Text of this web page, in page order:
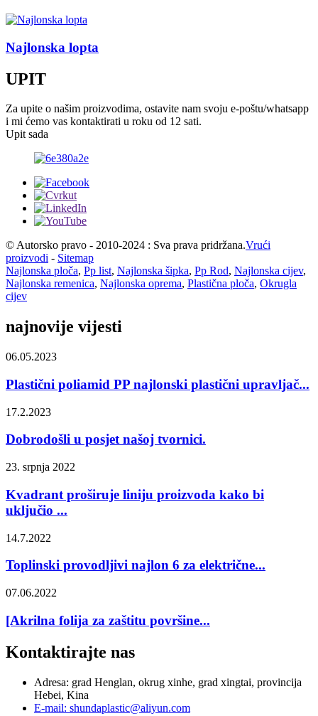
Najlonska lopta
UPIT
Za upite o našim proizvodima, ostavite nam svoju e-poštu/whatsapp
i mi ćemo vas kontaktirati u roku od 12 sati.
Upit sada
© Autorsko pravo - 2010-2024 : Sva prava pridržana.Vrući
proizvodi - Sitemap
Najlonska ploča, Pp list, Najlonska šipka, Pp Rod, Najlonska cijev,
Najlonska remenica, Najlonska oprema, Plastična ploča, Okrugla
cijev
najnovije vijesti
06.05.2023
Plastični poliamid PP najlonski plastični upravljač...
17.2.2023
Dobrodošli u posjet našoj tvornici.
23. srpnja 2022
Kvadrant proširuje liniju proizvoda kako bi
uključio ...
14.7.2022
Toplinski provodljivi najlon 6 za električne...
07.06.2022
[Akrilna folija za zaštitu površine...
Kontaktirajte nas
Adresa: grad Henglan, okrug xinhe, grad xingtai, provincija
Hebei, Kina
E-mail: shundaplastic@aliyun.com